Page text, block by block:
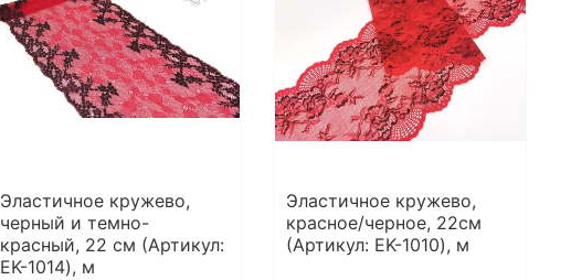
Эластичное кружево,
черный и темно-
красный, 22 см (Артикул:
EK-1014), м
Эластичное кружево,
красное/черное, 22см
(Артикул: EK-1010), м